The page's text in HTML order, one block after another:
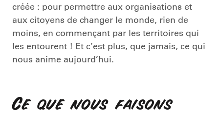
créée : pour permettre aux organisations et
aux citoyens de changer le monde, rien de
moins, en commençant par les territoires qui
les entourent ! Et c’est plus, que jamais, ce qui
nous anime aujourd’hui.
Ce que nous faisons